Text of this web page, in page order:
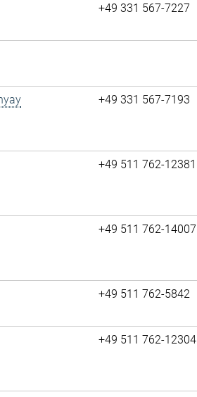
+49 331 567-7227
+49 331 567-7193
+49 511 762-12381
+49 511 762-14007
+49 511 762-5842
+49 511 762-12304